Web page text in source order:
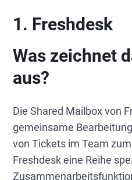
1. Freshdesk
Was zeichnet
aus?
Die Shared Mailbox von
gemeinsame
von Tickets im Team
Freshdesk eine Reihe